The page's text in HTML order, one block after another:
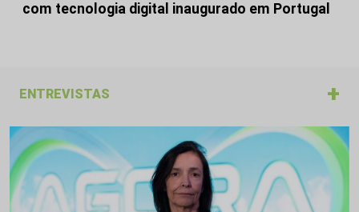
com tecnologia digital inaugurado em Portugal
ENTREVISTAS +